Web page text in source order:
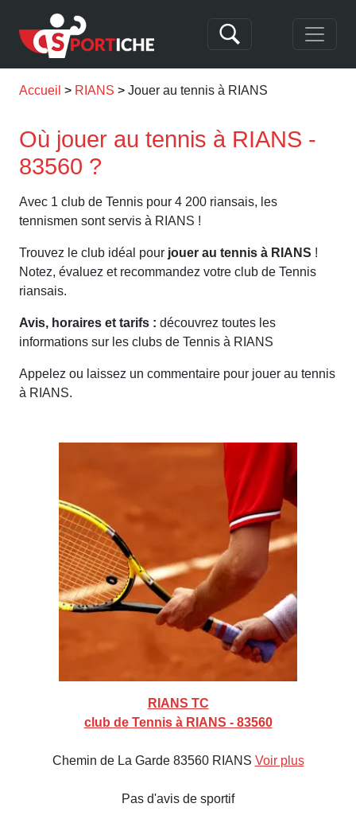
Accueil RIANS Jouer au tennis à RIANS
Où jouer au tennis à RIANS -
83560 ?
Avec 1 club de Tennis pour 4 200 riansais, les
tennismen sont servis à RIANS !
Trouvez le club idéal pour jouer au tennis à RIANS !
Notez, évaluez et recommandez votre club de Tennis
riansais.
Avis, horaires et tarifs : découvrez toutes les
informations sur les clubs de Tennis à RIANS
Appelez ou laissez un commentaire pour jouer au tennis
à RIANS.
RIANS TC
club de Tennis à RIANS - 83560
Chemin de La Garde 83560 RIANS Voir plus
Pas d'avis de sportif